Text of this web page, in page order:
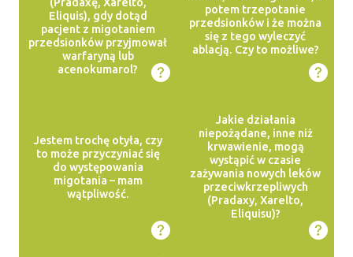
(Pradaxę, Xarelto,
Eliquis), gdy dotąd
pacjent z migotaniem
przedsionków przyjmował
warfaryną lub
acenokumarol?
potem trzepotanie
przedsionków i że można
się z tego wyleczyć
ablacją. Czy to możliwe?
Jestem trochę otyła, czy
to może przyczyniać się
do występowania
migotania – mam
wątpliwość.
Jakie działania
niepożądane, inne niż
krwawienie, mogą
wystąpić w czasie
zażywania nowych leków
przeciwkrzepliwych
(Pradaxy, Xarelto,
Eliquisu)?